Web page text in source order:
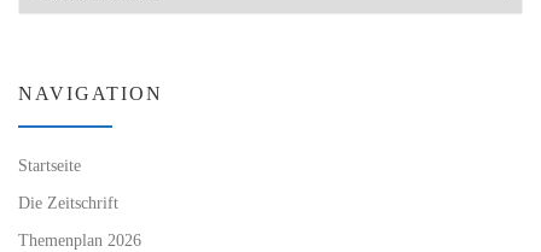
NAVIGATION
Startseite
Die Zeitschrift
Themenplan 2026